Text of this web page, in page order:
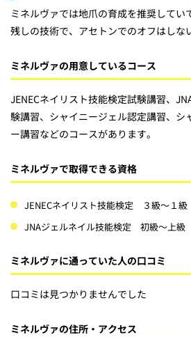
ミネルヴァでは地爪の育成を推奨してい
残しの技術で、アセトンでのオフはしな
ミネルヴァの用意しているコース
JENECネイリスト技能検定試験講習、
験講習、シャイニージェル認定講習、シ
ー講習などのコースがあります。
ミネルヴァで取得できる資格
JENECネイリスト技能検定 ３級～１級
JNAジェルネイル技能検定 初級～上級
ミネルヴァに通っていた人の口コミ
口コミは見つかりませんでした
ミネルヴァの住所・アクセス